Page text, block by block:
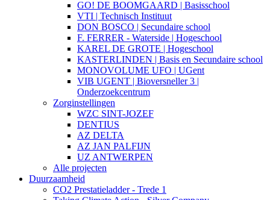
GO! DE BOOMGAARD | Basisschool
VTI | Technisch Instituut
DON BOSCO | Secundaire school
F. FERRER - Waterside | Hogeschool
KAREL DE GROTE | Hogeschool
KASTERLINDEN | Basis en Secundaire school
MONOVOLUME UFO | UGent
VIB UGENT | Bioversneller 3 |
Onderzoekcentrum
Zorginstellingen
WZC SINT-JOZEF
DENTIUS
AZ DELTA
AZ JAN PALFIJN
UZ ANTWERPEN
Alle projecten
Duurzaamheid
CO2 Prestatieladder - Trede 1